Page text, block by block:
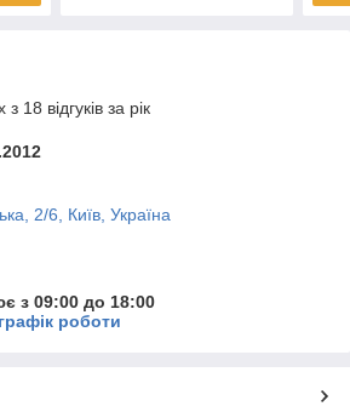
18 відгуків за рік
2/6, Київ, Україна
з 09:00 до 18:00
роботи